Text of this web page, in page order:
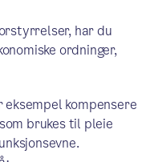
har du
ordninger,
eksempel kompensere
brukes til pleie